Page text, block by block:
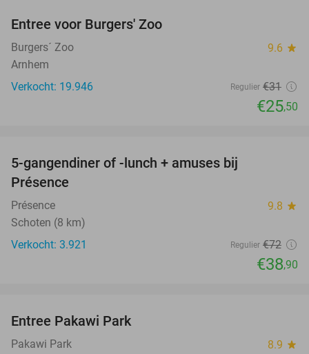
Entree voor Burgers' Zoo
Burgers´ Zoo 9.6 star
Arnhem
Verkocht: 19.946
Regulier €31
€25,50
5-gangendiner of -lunch + amuses bij
Présence
Présence 9.8 star
Schoten (8 km)
Verkocht: 3.921
Regulier €72
€38,90
Entree Pakawi Park
Pakawi Park 8.9 star